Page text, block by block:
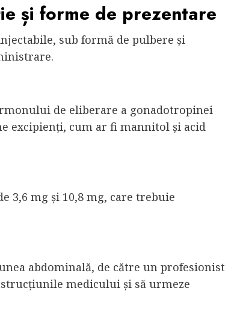
și forme de prezentare
sub formă de pulbere și
de eliberare a gonadotropinei
excipienți, cum ar fi mannitol și acid
3,6 mg și 10,8 mg, care trebuie
abdominală, de către un profesionist
medicului și să urmeze